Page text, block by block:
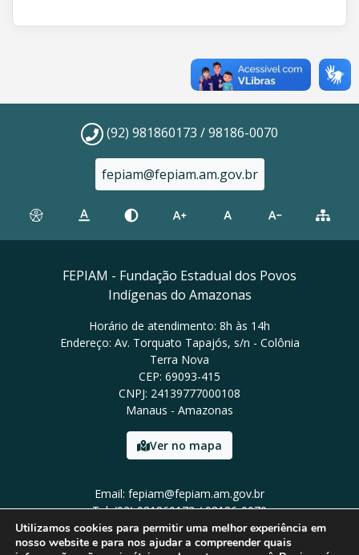
(92) 981860173 / 98186-0070
fepiam@fepiam.am.gov.br
FEPIAM - Fundação Estadual dos Povos
Indígenas do Amazonas
Horário de atendimento: 8h às 14h
Endereço: Av. Torquato Tapajós, s/n - Colônia
Terra Nova
CEP: 69093-415
CNPJ: 24139777000108
Manaus - Amazonas
Ver no mapa
Email: fepiam@fepiam.am.gov.br
Tel: (92) 981860173 / 98186-0070
Utilizamos cookies para permitir uma melhor experiência em
nosso website e para nos ajudar a compreender quais